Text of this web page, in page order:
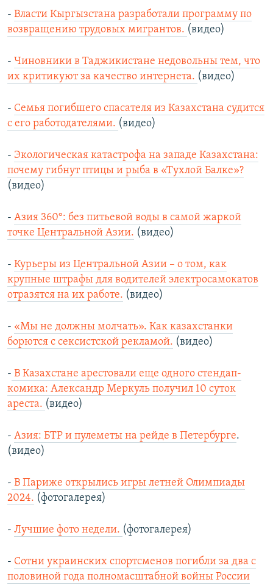
- Власти Кыргызстана разработали программу по
возвращению трудовых мигрантов. (видео)
- Чиновники в Таджикистане недовольны тем, что
их критикуют за качество интернета. (видео)
- Семья погибшего спасателя из Казахстана судится
с его работодателями. (видео)
- Экологическая катастрофа на западе Казахстана:
почему гибнут птицы и рыба в «Тухлой Балке»?
(видео)
- Азия 360°: без питьевой воды в самой жаркой
точке Центральной Азии. (видео)
- Курьеры из Центральной Азии – о том, как
крупные штрафы для водителей электросамокатов
отразятся на их работе. (видео)
- «Мы не должны молчать». Как казахстанки
борются с сексистской рекламой. (видео)
- В Казахстане арестовали еще одного стендап-
комика: Александр Меркуль получил 10 суток
ареста. (видео)
- Азия: БТР и пулеметы на рейде в Петербурге.
(видео)
- В Париже открылись игры летней Олимпиады
2024. (фотогалерея)
- Лучшие фото недели. (фотогалерея)
- Сотни украинских спортсменов погибли за два с
половиной года полномасштабной войны России